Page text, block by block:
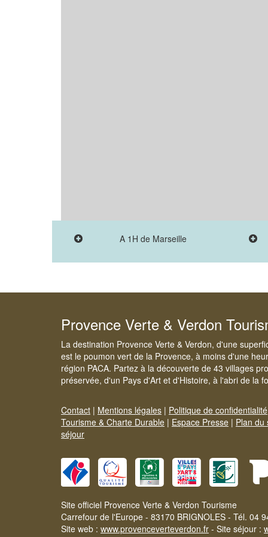
A 1H de Marseille
Provence Verte & Verdon
La destination Provence Verte & Verdon, d'une
est le poumon vert de la Provence, à moins d'une
région PACA. Partez à la découverte de 43 villages
préservée, d'un Pays d'Art et d'Histoire, à l'abri de la
Contact | Mentions légales | Politique de confidentialité
Tourisme & Charte Durable | Espace Presse | Plan du
séjour
Site officiel Provence Verte & Verdon Tourisme
Carrefour de l'Europe - 83170 BRIGNOLES - Tél. 04
Site web : www.provenceverteverdon.fr - Site séjour :